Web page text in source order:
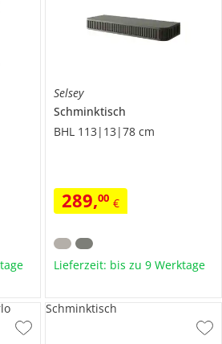
Selsey
Schminktisch
BHL 113|13|78 cm
289,00 €
Lieferzeit: bis zu 9 Werktage
Schminktisch